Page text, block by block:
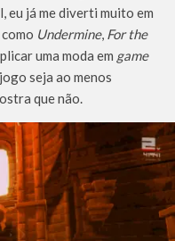
eu já me diverti muito em
Undermine, For the
uma moda em game
seja ao menos
que não.